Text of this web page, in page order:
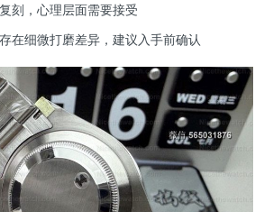
刻，心理层面需要接受
在细微打磨差异，建议入手前确认